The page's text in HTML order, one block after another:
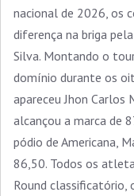
nacional de 2026, os
diferença na briga
Silva. Montando o
domínio durante os
apareceu Jhon Carlos
alcançou a marca de
pódio de Americana,
86,50. Todos os
Round